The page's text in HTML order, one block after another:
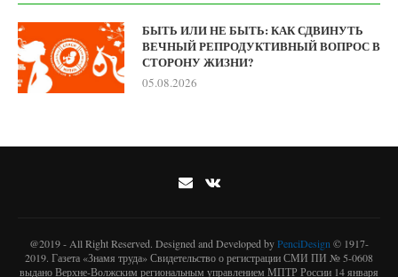
БЫТЬ ИЛИ НЕ БЫТЬ: КАК СДВИНУТЬ
ВЕЧНЫЙ РЕПРОДУКТИВНЫЙ ВОПРОС В
СТОРОНУ ЖИЗНИ?
05.08.2026
@2019 - All Right Reserved. Designed and Developed byPenciDesign © 1917-
2019. Газета «Знамя труда» Свидетельство о регистрации СМИ ПИ № 5-0608
выдано Верхне-Волжским региональным управлением МПТР России 14 января